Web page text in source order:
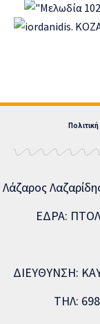
Λάζαρος
ΕΔΡΑ:
ΔΙΕΥΘΥΝΣΗ:
ΤΗΛ: